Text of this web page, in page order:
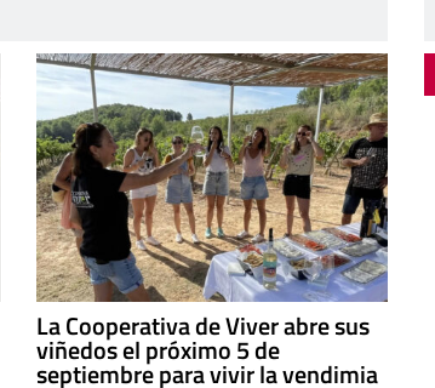
La Cooperativa de Viver abre sus
viñedos el próximo 5 de
septiembre para vivir la vendimia